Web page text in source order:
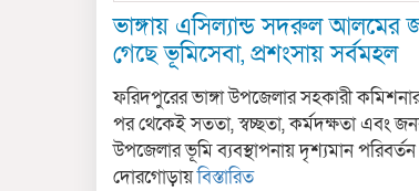
ভাঙ্গায় এসিল্যান্ড সদরুল আলমের
গেছে ভূমিসেবা, প্রশংসায় সর্বমহল
ফরিদপুরের ভাঙ্গা উপজেলার সহকারী
পর থেকেই সততা, স্বচ্ছতা, কর্মদক্ষতা এবং
উপজেলার ভূমি ব্যবস্থাপনায় দৃশ্যমান
দোরগোড়ায়বিস্তারিত